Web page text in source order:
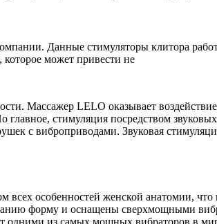
Данные стимуляторы клитора
может привести не
Массажер LELO оказывает
стимуляция посредством звуковых
с виброприводами. Звуковая
особенностей женской анатомии, что
форму и оснащены сверхмощными
из самых мощных вибраторов в